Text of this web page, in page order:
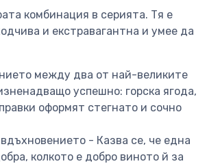
комбинация в серията. Тя е
и екстравагантна и умее да
между два от най-великите
успешно: горска ягода,
оформят стегнато и сочно
- Казва се, че една
колкото е добро виното й за